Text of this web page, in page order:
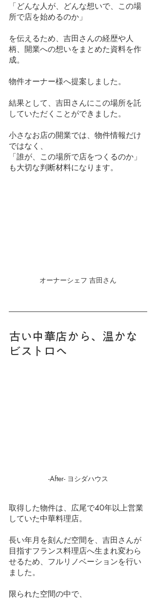
「どんな人が、どんな想いで、この場
所で店を始めるのか」
を伝えるため、吉田さんの経歴や人
柄、開業への想いをまとめた資料を作
成。
物件オーナー様へ提案しました。
結果として、吉田さんにこの場所を託
していただくことができました。
小さなお店の開業では、物件情報だけ
ではなく、
「誰が、この場所で店をつくるのか」
も大切な判断材料になります。
オーナーシェフ 吉田さん
古い中華店から、温かな
ビストロへ
-After- ヨシダハウス
取得した物件は、広尾で40年以上営業
していた中華料理店。
長い年月を刻んだ空間を、吉田さんが
目指すフランス料理店へ生まれ変わら
せるため、フルリノベーションを行い
ました。
限られた空間の中で、